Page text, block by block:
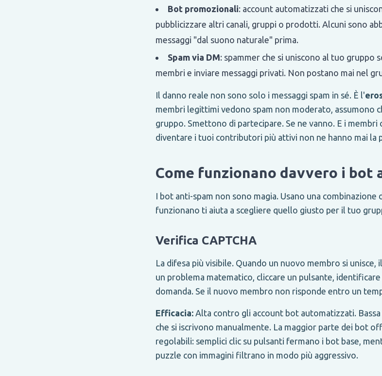
Bot promozionali: account automatizzati che si
pubblicizzare altri canali, gruppi o prodotti. Alcuni sono
messaggi "dal suono naturale" prima.
Spam via DM: spammer che si uniscono al tuo gruppo
membri e inviare messaggi privati. Non postano mai nel
Il danno reale non sono solo i messaggi spam in sé. È l'
membri legittimi vedono spam non moderato, assumono
gruppo. Smettono di partecipare. Se ne vanno. E i
diventare i tuoi contributori più attivi non ne hanno mai la
Come funzionano davvero i bot
I bot anti-spam non sono magia. Usano una combinazione
funzionano ti aiuta a scegliere quello giusto per il tuo
Verifica CAPTCHA
La difesa più visibile. Quando un nuovo membro si
un problema matematico, cliccare un pulsante,
domanda. Se il nuovo membro non risponde entro un
Efficacia: Alta contro gli account bot automatizzati.
che si iscrivono manualmente. La maggior parte dei bot
regolabili: semplici clic su pulsanti fermano i bot base,
puzzle con immagini filtrano in modo più aggressivo.